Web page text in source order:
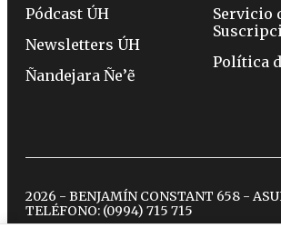
Pódcast ÚH
Newsletters ÚH
Ñandejara Ñe’ẽ
Servicio
Política
2026 - BENJAMÍN CONSTANT 658 -
TELÉFONO: (0994) 715 715